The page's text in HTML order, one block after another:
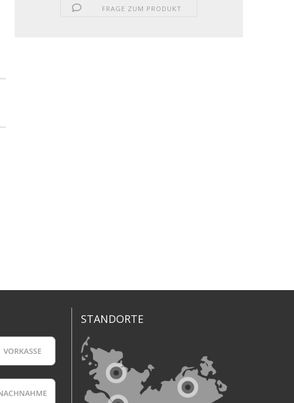
FRAGE ZUM PRODUKT
STANDORTE